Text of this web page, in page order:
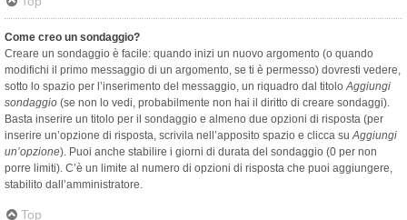
Come creo un sondaggio?
Creare un sondaggio è facile: quando inizi un nuovo argomento (o quando
modifichi il primo messaggio di un argomento, se ti è permesso) dovresti vedere,
sotto lo spazio per l’inserimento del messaggio, un riquadro dal titoloAggiungi
sondaggio (se non lo vedi, probabilmente non hai il diritto di creare sondaggi).
Basta inserire un titolo per il sondaggio e almeno due opzioni di risposta (per
inserire un’opzione di risposta, scrivila nell’apposito spazio e clicca suAggiungi
un’opzione). Puoi anche stabilire i giorni di durata del sondaggio (0 per non
porre limiti). C’è un limite al numero di opzioni di risposta che puoi aggiungere,
stabilito dall’amministratore.
Top